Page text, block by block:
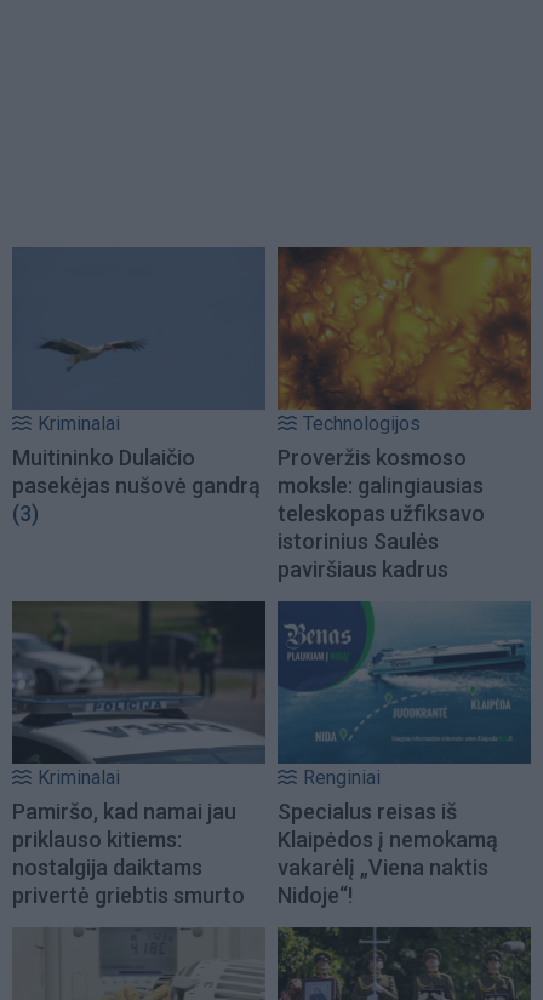
Kriminalai
Muitininko Dulaičio
pasekėjas nušovė gandrą
(3)
Technologijos
Proveržis kosmoso
moksle: galingiausias
teleskopas užfiksavo
istorinius Saulės
paviršiaus kadrus
Kriminalai
Pamiršo, kad namai jau
priklauso kitiems:
nostalgija daiktams
privertė griebtis smurto
Renginiai
Specialus reisas iš
Klaipėdos į nemokamą
vakarėlį „Viena naktis
Nidoje“!